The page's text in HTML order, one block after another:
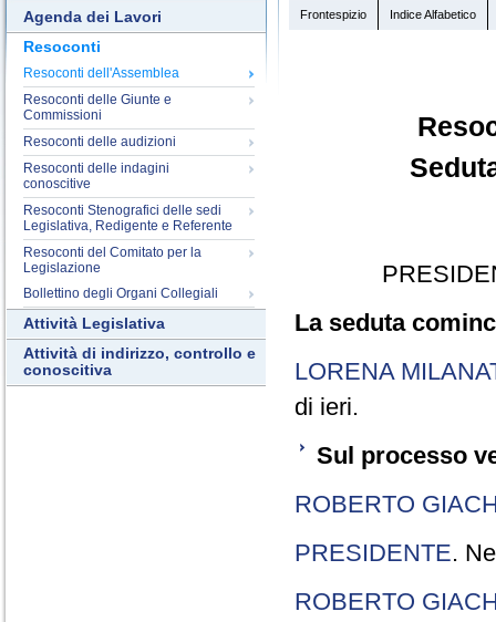
Agenda dei Lavori
Resoconti
Resoconti dell'Assemblea
Resoconti delle Giunte e
Commissioni
Resoconti delle audizioni
Resoconti delle indagini
conoscitive
Resoconti Stenografici delle sedi
Legislativa, Redigente e Referente
Resoconti del Comitato per la
Legislazione
Bollettino degli Organi Collegiali
Attività Legislativa
Attività di indirizzo, controllo e
conoscitiva
Frontespizio Indice Alfabetico
La seduta
LORENA
di ieri.
Sul processo
ROBERTO
PRESIDENTE.
ROBERTO